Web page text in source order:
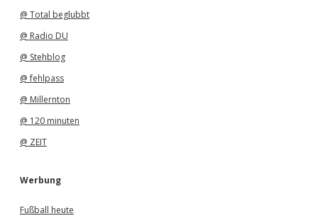
@ Total beglubbt
@ Radio DU
@ Stehblog
@ fehlpass
@ Millernton
@ 120 minuten
@ ZEIT
Werbung
Fußball heute